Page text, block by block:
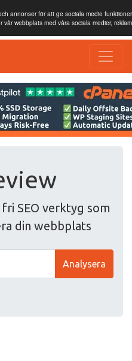
annonser för att ge sociala medie
webbplats med våra sociala medier,
SEO verktyg som
din webbplats
Analysera